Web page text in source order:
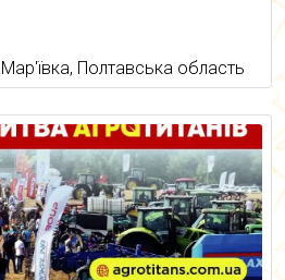
Полтавська область